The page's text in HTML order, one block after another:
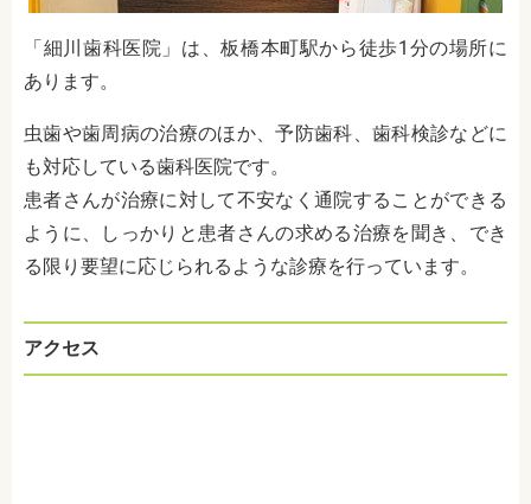
「 細川歯科医院 」は、板橋本町駅から徒歩1分の場所に
あります。
虫歯や歯周病の治療のほか、予防歯科、歯科検診などに
も対応している歯科医院です。
患者さんが治療に対して不安なく通院することができる
ように、しっかりと患者さんの求める治療を聞き、でき
る限り要望に応じられるような診療を行っています。
アクセス